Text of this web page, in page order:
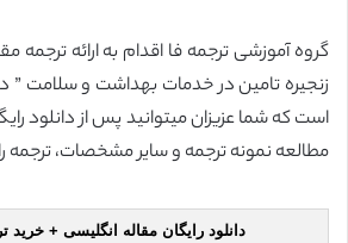
گروه آموزشی ترجمه فا اقدام به ارائه ترجمه
زنجیره تامین در خدمات بهداشت و سلامت ”
است که شما عزیزان میتوانید پس از دانلود
مطالعه نمونه ترجمه و سایر مشخصات، ترجمه
دانلود رایگان مقاله انگلیسی +